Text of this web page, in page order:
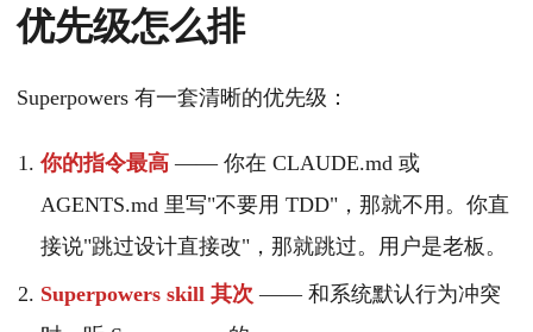
优先级怎么排
Superpowers 有一套清晰的优先级：
你的指令最高 —— 你在 CLAUDE.md 或
AGENTS.md 里写"不要用 TDD"，那就不用。你直
接说"跳过设计直接改"，那就跳过。用户是老板。
Superpowers skill 其次 —— 和系统默认行为冲突